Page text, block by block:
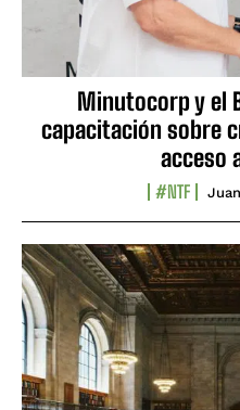
Minutocorp y el
capacitación sobre
acceso
#NTF